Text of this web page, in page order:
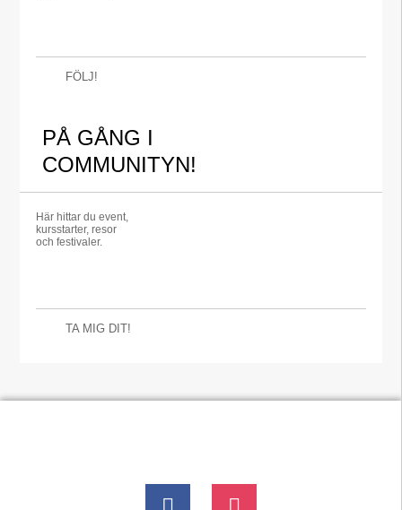
FÖLJ!
PÅ GÅNG I
COMMUNITYN!
Här hittar du event,
kursstarter, resor
och festivaler.
TA MIG DIT!